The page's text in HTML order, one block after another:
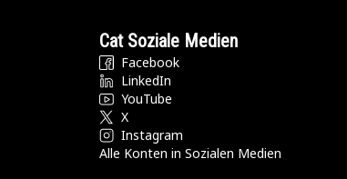
Cat Soziale Medien
Facebook
LinkedIn
YouTube
X
Instagram
Alle Konten in Sozialen Medien